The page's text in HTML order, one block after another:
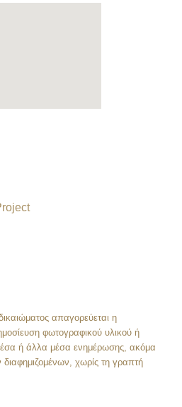
απαγορεύεται η
φωτογραφικού υλικού ή
ή άλλα μέσα ενημέρωσης, ακόμα
χωρίς τη γραπτή